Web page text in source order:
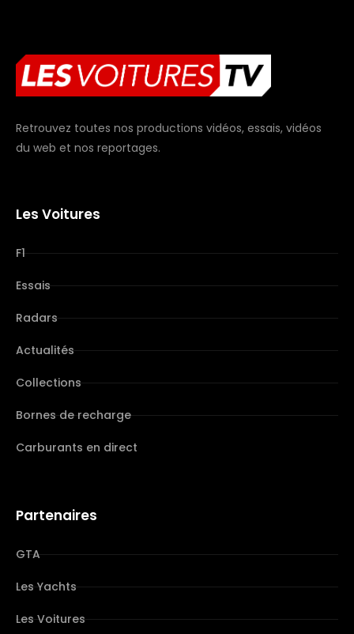
Retrouvez toutes nos productions vidéos, essais, vidéos
du web et nos reportages.
Les Voitures
F1
Essais
Radars
Actualités
Collections
Bornes de recharge
Carburants en direct
Partenaires
GTA
Les Yachts
Les Voitures